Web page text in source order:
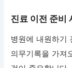
진료 이전 준비
병원에 내원하기
의무기록을 가져